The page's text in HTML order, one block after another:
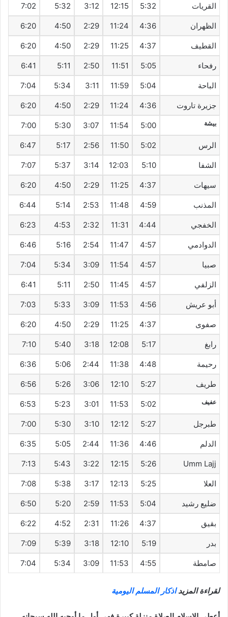
القريات 5:32
12:15
3:12
5:32
7:02
الظهران 4:36
11:24
2:29
4:50
6:20
القطيف‎ 4:37
11:25
2:29
4:50
6:20
رفحاء 5:05
11:51
2:50
5:11
6:41
الباحة 5:04
11:59
3:11
5:34
7:04
جزيرة تاروت 4:36
11:24
2:29
4:50
6:20
بيشة 5:00
11:54
3:07
5:30
7:00
الرس 5:02
11:50
2:56
5:17
6:47
الشفا 5:10
12:03
3:14
5:37
7:07
سيهات‎ 4:37
11:25
2:29
4:50
6:20
المذنب 4:59
11:48
2:53
5:14
6:44
الخفجي 4:44
11:31
2:32
4:53
6:23
الدوادمي 4:57
11:47
2:54
5:16
6:46
صبيا 4:57
11:54
3:09
5:34
7:04
الزلفي 4:57
11:45
2:50
5:11
6:41
أبو عريش 4:56
11:53
3:09
5:33
7:03
صفوى 4:37
11:25
2:29
4:50
6:20
رابغ 5:17
12:08
3:18
5:40
7:10
رحيمة 4:48
11:38
2:44
5:06
6:36
طريف‎ 5:27
12:10
3:06
5:26
6:56
عفيف 5:02
11:53
3:01
5:23
6:53
طبرجل 5:27
12:12
3:10
5:30
7:00
الدلم 4:46
11:36
2:44
5:05
6:35
Umm Lajj
5:26
12:15
3:22
5:43
7:13
العلا 5:25
12:13
3:17
5:38
7:08
ضليع رشيد 5:04
11:53
2:59
5:20
6:50
بقيق 4:37
11:26
2:31
4:52
6:22
بدر 5:19
12:10
3:18
5:39
7:09
صامطة 4:55
11:53
3:09
5:34
7:04
لقراءة المزيداذكار المسلم اليومية